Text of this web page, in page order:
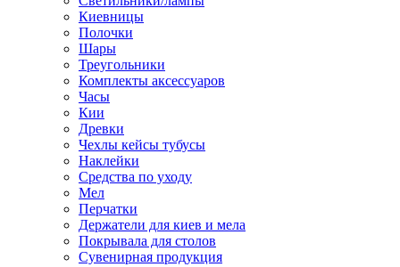
Киевницы
Полочки
Шары
Треугольники
Комплекты аксессуаров
Часы
Кии
Древки
Чехлы кейсы тубусы
Наклейки
Средства по уходу
Мел
Перчатки
Держатели для киев и мела
Покрывала для столов
Сувенирная продукция